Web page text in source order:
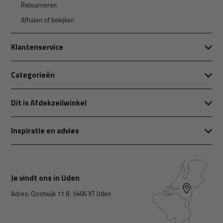
Retourneren
Afhalen of bekijken
Klantenservice
Categorieën
Dit is Afdekzeilwinkel
Inspiratie en advies
Je vindt ons in Uden
Adres: Oostwijk 11 B, 5406 XT Uden